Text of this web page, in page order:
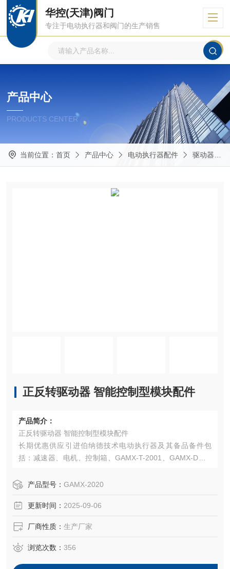
华控(天津)阀门
专注于电动执行器和阀门的生产销售
产品中心
PRODUCTS CENTER
当前位置： 首页 产品中心 电动执行器配件 驱动器
正反转驱动器 智能控制型模块配件
产品简介：
正反转驱动器 智能控制型模块配件
长期优惠供应引进伯纳德技术电动执行器及其备品备件包
括：减速器、电机、控制箱、GAMX-T-2001、GAMX-D、G
GAMX-2005、GAMX-2007、GAMX-2K系列线路板、制动
产品型号： GAMX-2020
更新时间： 2025-09-06
厂商性质： 生产厂家
浏览次数： 356